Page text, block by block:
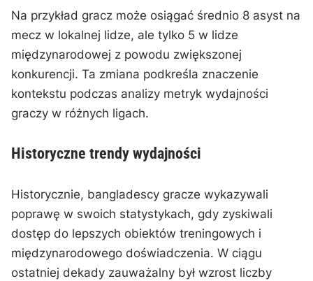
Na przykład gracz może osiągać średnio 8 asyst na
mecz w lokalnej lidze, ale tylko 5 w lidze
międzynarodowej z powodu zwiększonej
konkurencji. Ta zmiana podkreśla znaczenie
kontekstu podczas analizy metryk wydajności
graczy w różnych ligach.
Historyczne trendy wydajności
Historycznie, bangladescy gracze wykazywali
poprawę w swoich statystykach, gdy zyskiwali
dostęp do lepszych obiektów treningowych i
międzynarodowego doświadczenia. W ciągu
ostatniej dekady zauważalny był wzrost liczby